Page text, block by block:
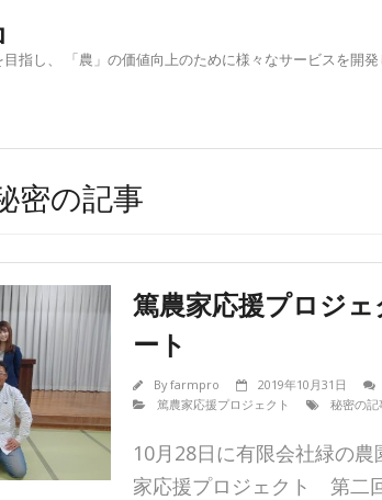
指し、 「農」の価値向上のために様々なサービスを開
密の記事
篤農家応援プロジ
ート
Byfarmpro 2019年10月31日
篤農家応援プロジェクト
秘密の記
10月28日に有限会社緑の
家応援プロジェクト 第二